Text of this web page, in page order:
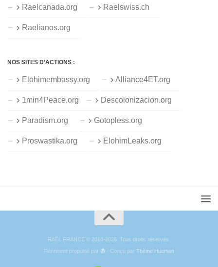
Raelcanada.org Raelswiss.ch
Raelianos.org
NOS SITES D’ACTIONS :
Elohimembassy.org Alliance4ET.org
1min4Peace.org Descolonizacion.org
Paradism.org Gotopless.org
Proswastika.org ElohimLeaks.org
RAËL FRANCE © 2014-2026. Tous droits réservés.
Fièrement propulsé par
- Conçu parThème Hueman